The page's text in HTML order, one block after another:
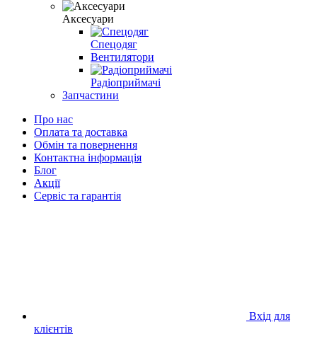
Аксесуари
Спецодяг
Вентилятори
Радіоприймачі
Запчастини
Про нас
Оплата та доставка
Обмін та повернення
Контактна інформація
Блог
Акції
Сервіс та гарантія
Вхід для
клієнтів